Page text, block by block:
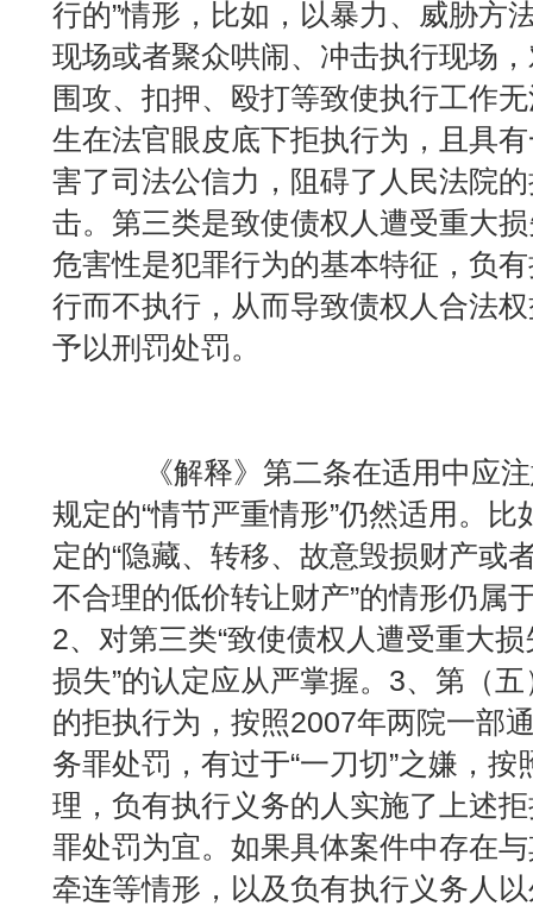
行的”情形，比如，以暴力、威胁方
现场或者聚众哄闹、冲击执行现场
围攻、扣押、殴打等致使执行工作
生在法官眼皮底下拒执行为，且具
害了司法公信力，阻碍了人民法院
击。第三类是致使债权人遭受重大
危害性是犯罪行为的基本特征，负
行而不执行，从而导致债权人合法
予以刑罚处罚。
《解释》第二条在适用中应注
规定的“情节严重情形”仍然适用。
定的“隐藏、转移、故意毁损财产或
不合理的低价转让财产”的情形仍属
2、对第三类“致使债权人遭受重大损
损失”的认定应从严掌握。3、第（
的拒执行为，按照2007年两院一部
务罪处罚，有过于“一刀切”之嫌，
理，负有执行义务的人实施了上述
罪处罚为宜。如果具体案件中存在
牵连等情形，以及负有执行义务人